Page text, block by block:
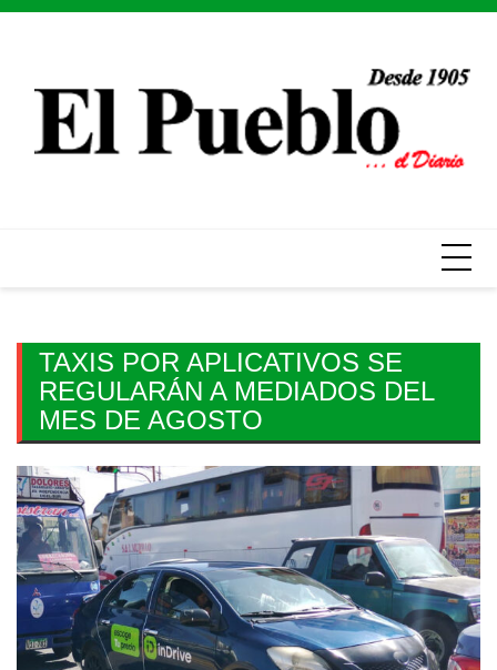
Skip
TAXIS POR APLICATIVOS SE
REGULARÁN A MEDIADOS DEL
MES DE AGOSTO